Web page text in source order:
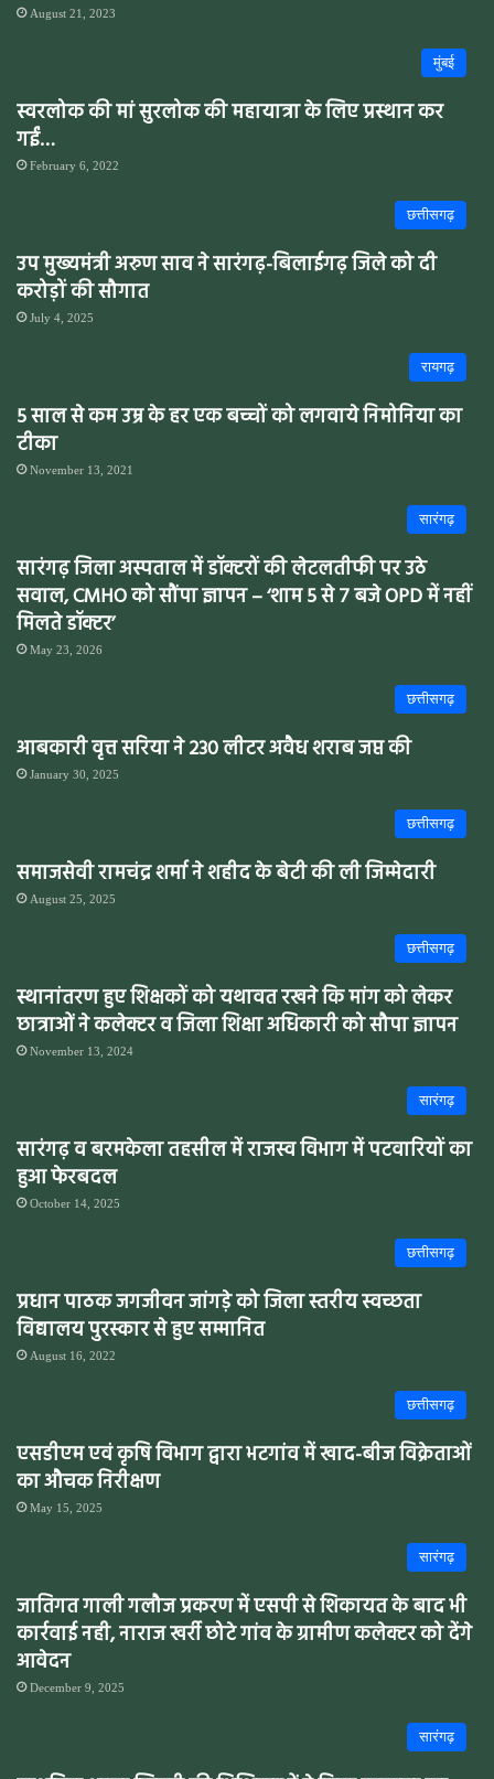
August 21, 2023
मुंबई
स्वरलोक की मां सुरलोक की महायात्रा के लिए प्रस्थान कर
गईं…
February 6, 2022
छत्तीसगढ़
उप मुख्यमंत्री अरुण साव ने सारंगढ़-बिलाईगढ़ जिले को दी
करोड़ों की सौगात
July 4, 2025
रायगढ़
5 साल से कम उम्र के हर एक बच्चों को लगवाये निमोनिया का
टीका
November 13, 2021
सारंगढ़
सारंगढ़ जिला अस्पताल में डॉक्टरों की लेटलतीफी पर उठे
सवाल, CMHO को सौंपा ज्ञापन – ‘शाम 5 से 7 बजे OPD में नहीं
मिलते डॉक्टर’
May 23, 2026
छत्तीसगढ़
आबकारी वृत्त सरिया ने 230 लीटर अवैध शराब जप्त की
January 30, 2025
छत्तीसगढ़
समाजसेवी रामचंद्र शर्मा ने शहीद के बेटी की ली जिम्मेदारी
August 25, 2025
छत्तीसगढ़
स्थानांतरण हुए शिक्षकों को यथावत रखने कि मांग को लेकर
छात्राओं ने कलेक्टर व जिला शिक्षा अधिकारी को सौपा ज्ञापन
November 13, 2024
सारंगढ़
सारंगढ़ व बरमकेला तहसील में राजस्व विभाग में पटवारियों का
हुआ फेरबदल
October 14, 2025
छत्तीसगढ़
प्रधान पाठक जगजीवन जांगड़े को जिला स्तरीय स्वच्छता
विद्यालय पुरस्कार से हुए सम्मानित
August 16, 2022
छत्तीसगढ़
एसडीएम एवं कृषि विभाग द्वारा भटगांव में खाद-बीज विक्रेताओं
का औचक निरीक्षण
May 15, 2025
सारंगढ़
जातिगत गाली गलौज प्रकरण में एसपी से शिकायत के बाद भी
कार्रवाई नही, नाराज खर्री छोटे गांव के ग्रामीण कलेक्टर को देंगे
आवेदन
December 9, 2025
सारंगढ़